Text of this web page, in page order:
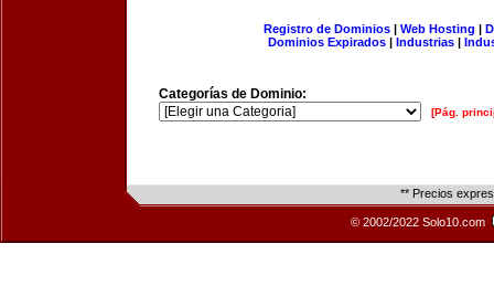
Registro de Dominios| Web Hosting |
Dominios Expirados | Industrias |
Categorías de Dominio:
[Pág.
** Precios
© 2002/2022 Solo10.com